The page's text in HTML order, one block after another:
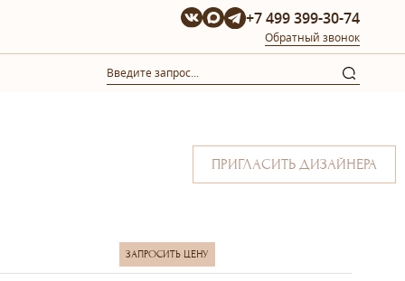
+7 499 399-30-74
Обратный звонок
ПРИГЛАСИТЬ ДИЗАЙНЕРА
ЗАПРОСИТЬ ЦЕНУ